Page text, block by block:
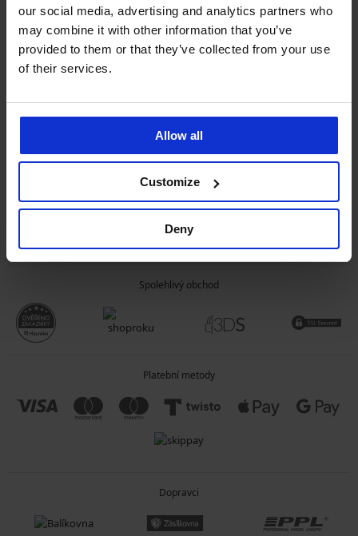
our social media, advertising and analytics partners who
may combine it with other information that you’ve
provided to them or that they’ve collected from your use
of their services.
Allow all
Customize
Deny
Newsletter
Nenechte si ujít žádnou slevu.
SLUŽBY ZÁKAZNÍKŮM
OBECNÉ INFORMACE
O SPOLEČNOSTI
Spolehlivý obchod
Platební metody
Dopravci